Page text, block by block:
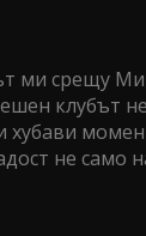
ми срещу
клубът
не само